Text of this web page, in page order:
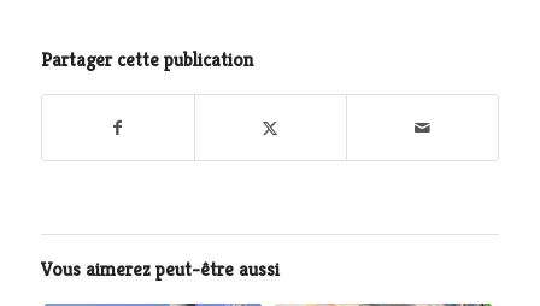
Partager cette publication
Vous aimerez peut-être aussi